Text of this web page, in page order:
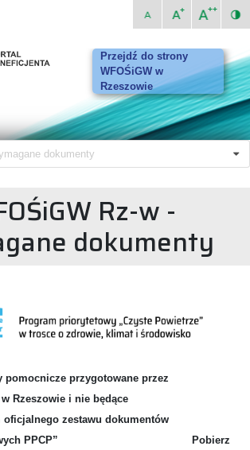
Przejdź do strony
WFOŚiGW w
Rzeszowie
dokumenty
Rz-w -
dokumenty
pomocnicze przygotowane przez
w Rzeszowie i nie będące
oficjalnego zestawu dokumentów
PPCP”
Pobierz